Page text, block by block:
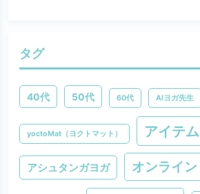
タグ
40代 50代 60代 AIヨガ先生
yoctoMat（ヨクトマット） アイテム
アシュタンガヨガ オンライン